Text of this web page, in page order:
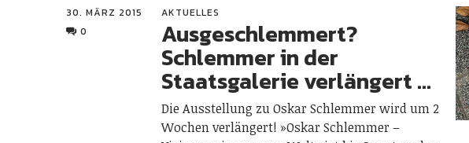
30. MÄRZ 2015
0
AKTUELLES
Ausgeschlemmert?
Schlemmer in der
Staatsgalerie verlängert …
Die Ausstellung zu Oskar Schlemmer wird um 2
Wochen verlängert! »Oskar Schlemmer –